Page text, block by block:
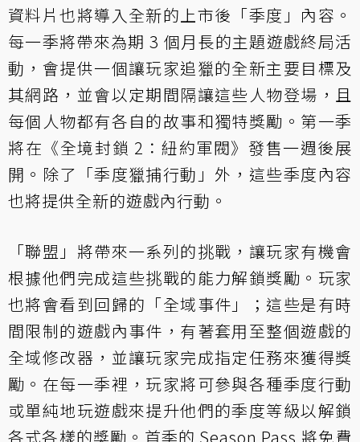
資料片也將導入全新的上市後「季度」內容。
每一季將帶來為期 3 個月長的主題遊戲終局活
動，會提供一個讓玩家追獵的全新主要目標及
其網路，並會以定期間隔讓這些人物登場，且
每個人物都有各自的故事和獨特獎勵。第一季
將在《全境封鎖 2：紐約軍閥》發售一週後展
開。除了「季度獵捕行動」外，這些季度內容
也將提供全新的遊戲內行動。
「聯盟」將帶來一系列的挑戰，讓玩家有機會
根據他們完成這些挑戰的能力解鎖獎勵。玩家
也將會看到回歸的「全域事件」；這些是有時
間限制的遊戲內事件，有著套用至整個遊戲的
全域修改器，並讓玩家完成指定任務來獲得獎
勵。在每一季裡，玩家將可參與各種季度行動
或單純地玩遊戲來提升他們的季度等級以解鎖
各式各樣的獎勵。首季的 Season Pass 將免費